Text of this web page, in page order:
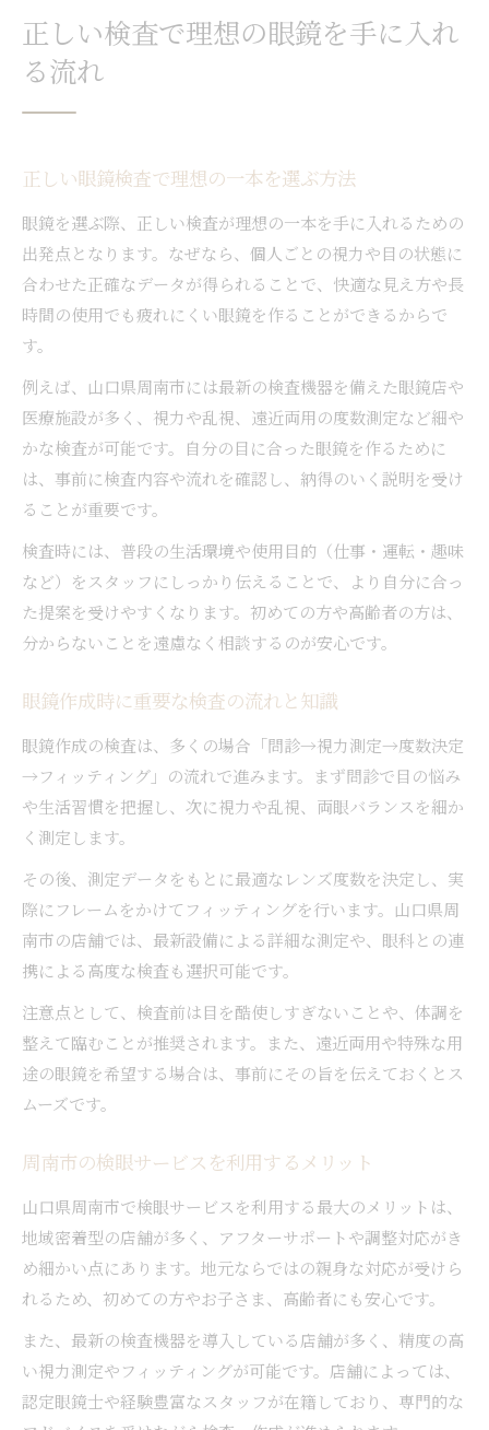
正しい検査で理想の眼鏡を手に入れ
る流れ
正しい眼鏡検査で理想の一本を選ぶ方法
眼鏡を選ぶ際、正しい検査が理想の一本を手に入れるための
出発点となります。なぜなら、個人ごとの視力や目の状態に
合わせた正確なデータが得られることで、快適な見え方や長
時間の使用でも疲れにくい眼鏡を作ることができるからで
す。
例えば、山口県周南市には最新の検査機器を備えた眼鏡店や
医療施設が多く、視力や乱視、遠近両用の度数測定など細や
かな検査が可能です。自分の目に合った眼鏡を作るために
は、事前に検査内容や流れを確認し、納得のいく説明を受け
ることが重要です。
検査時には、普段の生活環境や使用目的（仕事・運転・趣味
など）をスタッフにしっかり伝えることで、より自分に合っ
た提案を受けやすくなります。初めての方や高齢者の方は、
分からないことを遠慮なく相談するのが安心です。
眼鏡作成時に重要な検査の流れと知識
眼鏡作成の検査は、多くの場合「問診→視力測定→度数決定
→フィッティング」の流れで進みます。まず問診で目の悩み
や生活習慣を把握し、次に視力や乱視、両眼バランスを細か
く測定します。
その後、測定データをもとに最適なレンズ度数を決定し、実
際にフレームをかけてフィッティングを行います。山口県周
南市の店舗では、最新設備による詳細な測定や、眼科との連
携による高度な検査も選択可能です。
注意点として、検査前は目を酷使しすぎないことや、体調を
整えて臨むことが推奨されます。また、遠近両用や特殊な用
途の眼鏡を希望する場合は、事前にその旨を伝えておくとス
ムーズです。
周南市の検眼サービスを利用するメリット
山口県周南市で検眼サービスを利用する最大のメリットは、
地域密着型の店舗が多く、アフターサポートや調整対応がき
め細かい点にあります。地元ならではの親身な対応が受けら
れるため、初めての方やお子さま、高齢者にも安心です。
また、最新の検査機器を導入している店舗が多く、精度の高
い視力測定やフィッティングが可能です。店舗によっては、
認定眼鏡士や経験豊富なスタッフが在籍しており、専門的な